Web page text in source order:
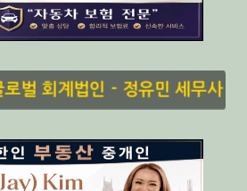
글로벌 회계법인 - 정유민 세무사